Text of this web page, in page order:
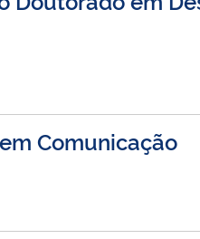
Comunicação